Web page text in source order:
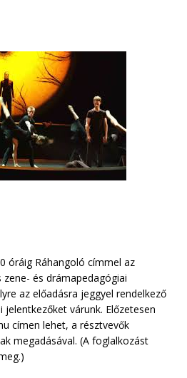
óráig Ráhangoló címmel az
és drámapedagógiai
az előadásra jeggyel rendelkező
várunk. Előzetesen
címen lehet, a résztvevők
megadásával. (A foglalkozást